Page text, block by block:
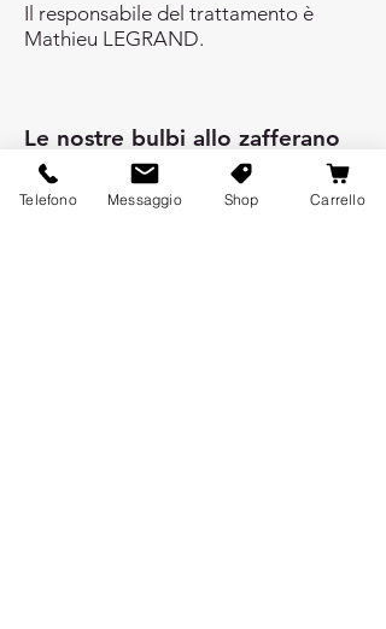
Il responsabile del trattamento è
Mathieu LEGRAND.
Le nostre bulbi allo zafferano
Bulbi di zafferano biologico
Telefono Messaggio Shop Carrello